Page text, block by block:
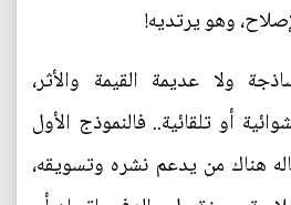
وهو يرتديه!
ولا عديمة القيمة والأثر،
أو تلقائية.. فالنموذج الأول
هناك من يدعم نشره وتسويقه،